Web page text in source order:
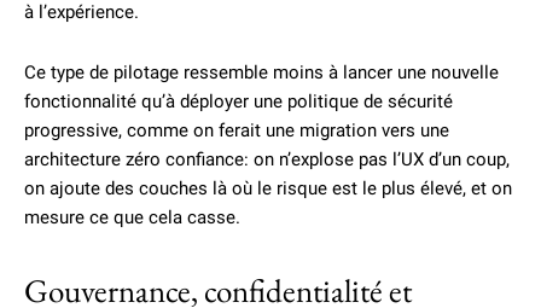
à l’expérience.
Ce type de pilotage ressemble moins à lancer une nouvelle
fonctionnalité qu’à déployer une politique de sécurité
progressive, comme on ferait une migration vers une
architecture zéro confiance: on n’explose pas l’UX d’un coup,
on ajoute des couches là où le risque est le plus élevé, et on
mesure ce que cela casse.
Gouvernance, confidentialité et